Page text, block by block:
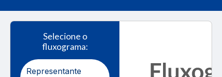
Selecione o
fluxograma:
Representante